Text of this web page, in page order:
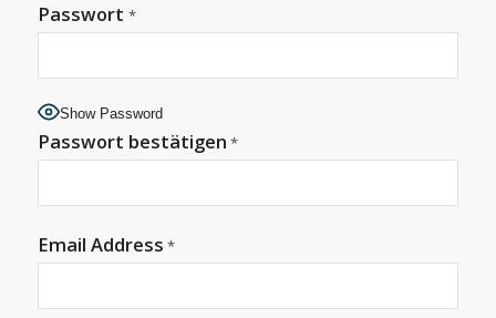
Passwort *
Show Password
Passwort bestätigen *
Email Address *